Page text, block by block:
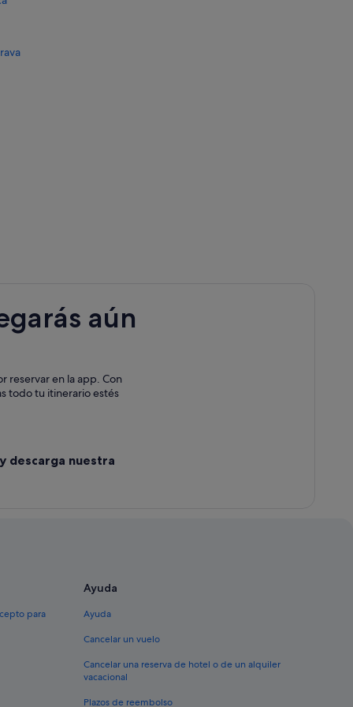
aún
reservar en la app. Con
todo tu itinerario estés
descarga nuestra
para
Ayuda
Ayuda
Cancelar un vuelo
Cancelar una reserva de hotel o de un alquiler
vacacional
Plazos de reembolso